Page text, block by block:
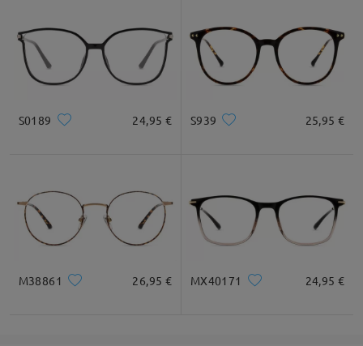
S0189 24,95 € S939 25,95 €
M38861 26,95 € MX40171 24,95 €